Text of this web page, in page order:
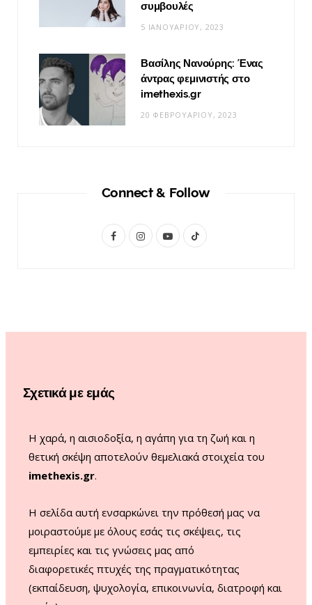
συμβουλές
5 ΙΑΝΟΥΑΡΊΟΥ, 2023
Βασίλης Νανούρης: Ένας
άντρας φεμινιστής στο
imethexis.gr
20 ΦΕΒΡΟΥΑΡΊΟΥ, 2023
Connect & Follow
F
b
I
a
Y
u
T
o
Σχετικά με εμάς
Η χαρά, η αισιοδοξία, η αγάπη για τη ζωή και η
θετική σκέψη αποτελούν θεμελιακά στοιχεία του
imethexis.gr.
H σελίδα αυτή ενσαρκώνει την πρόθεσή μας να
μοιραστούμε με όλους εσάς τις σκέψεις, τις
εμπειρίες και τις γνώσεις μας από
διαφορετικές πτυχές της πραγματικότητας
(εκπαίδευση, ψυχολογία, επικοινωνία, διατροφή και